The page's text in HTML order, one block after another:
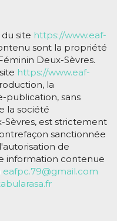
site https://www.eaf-
sont la propriété
Deux-Sèvres.
https://www.eaf-
la
publication, sans
la société
est strictement
sanctionnée
de
information contenue
eafpc.79@gmail.com